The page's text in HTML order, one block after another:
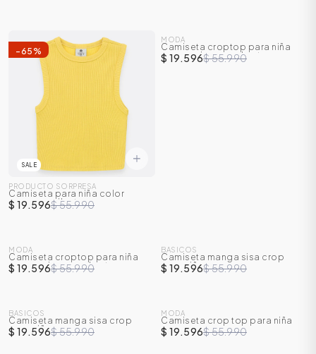
-65 %
SALE
PRODUCTO SORPRESA
Camiseta para niña color
sorpresa silueta crop.
$ 19.596$ 55.990
-65%
MODA
Camiseta croptop para niña
manga sisa con abertura en
laterales
$ 19.596$ 55.990
-65%
MODA
Camiseta croptop para niña
manga sisa con abertura en
laterales
$ 19.596$ 55.990
-65%
BASICOS
Camiseta manga sisa crop
para niña
$ 19.596$ 55.990
-65%
BASICOS
Camiseta manga sisa crop
para niña
$ 19.596$ 55.990
-65%
MODA
Camiseta crop top para niña
$ 19.596$ 55.990